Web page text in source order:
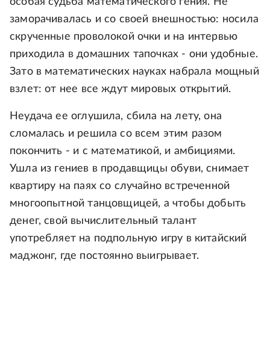
заморачивалась и со своей внешностью: носила
скрученные проволокой очки и на интервью
приходила в домашних тапочках - они удобные.
Зато в математических науках набрала мощный
взлет: от нее все ждут мировых открытий.
Неудача ее оглушила, сбила на лету, она
сломалась и решила со всем этим разом
покончить - и с математикой, и амбициями.
Ушла из гениев в продавщицы обуви, снимает
квартиру на паях со случайно встреченной
многоопытной танцовщицей, а чтобы добыть
денег, свой вычислительный талант
употребляет на подпольную игру в китайский
маджонг, где постоянно выигрывает.